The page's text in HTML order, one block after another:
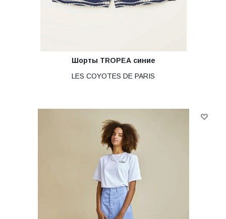
Шорты TROPEA синие
LES COYOTES DE PARIS